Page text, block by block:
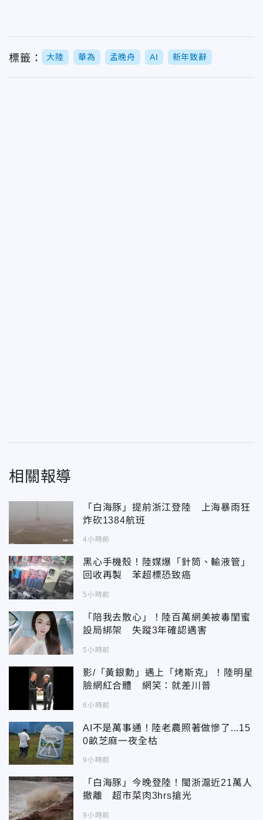
標籤： 大陸 華為 孟晚舟 AI 新年致辭
相關報導
「白海豚」提前浙江登陸 上海暴雨狂
炸砍1384航班
4小時前
黑心手機殼！陸媒爆「針筒、輸液管」
回收再製 苯超標恐致癌
5小時前
「陪我去散心」！陸百萬網美被毒閨蜜
設局綁架 失蹤3年確認遇害
5小時前
影/「黃銀勳」遇上「烤斯克」！陸明星
臉網紅合體 網笑：就差川普
6小時前
AI不是萬事通！陸老農照著做慘了...15
0畝芝麻一夜全枯
9小時前
「白海豚」今晚登陸！閩浙滬近21萬人
撤離 超市菜肉3hrs搶光
9小時前